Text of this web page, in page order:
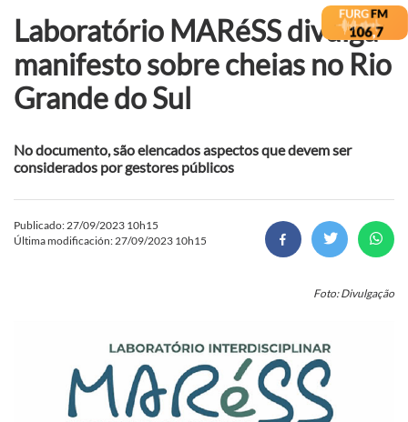
Laboratório MARéSS divulga
manifesto sobre cheias no Rio
Grande do Sul
No documento, são elencados aspectos que devem ser
considerados por gestores públicos
Publicado: 27/09/2023 10h15
Última modificación: 27/09/2023 10h15
Foto: Divulgação